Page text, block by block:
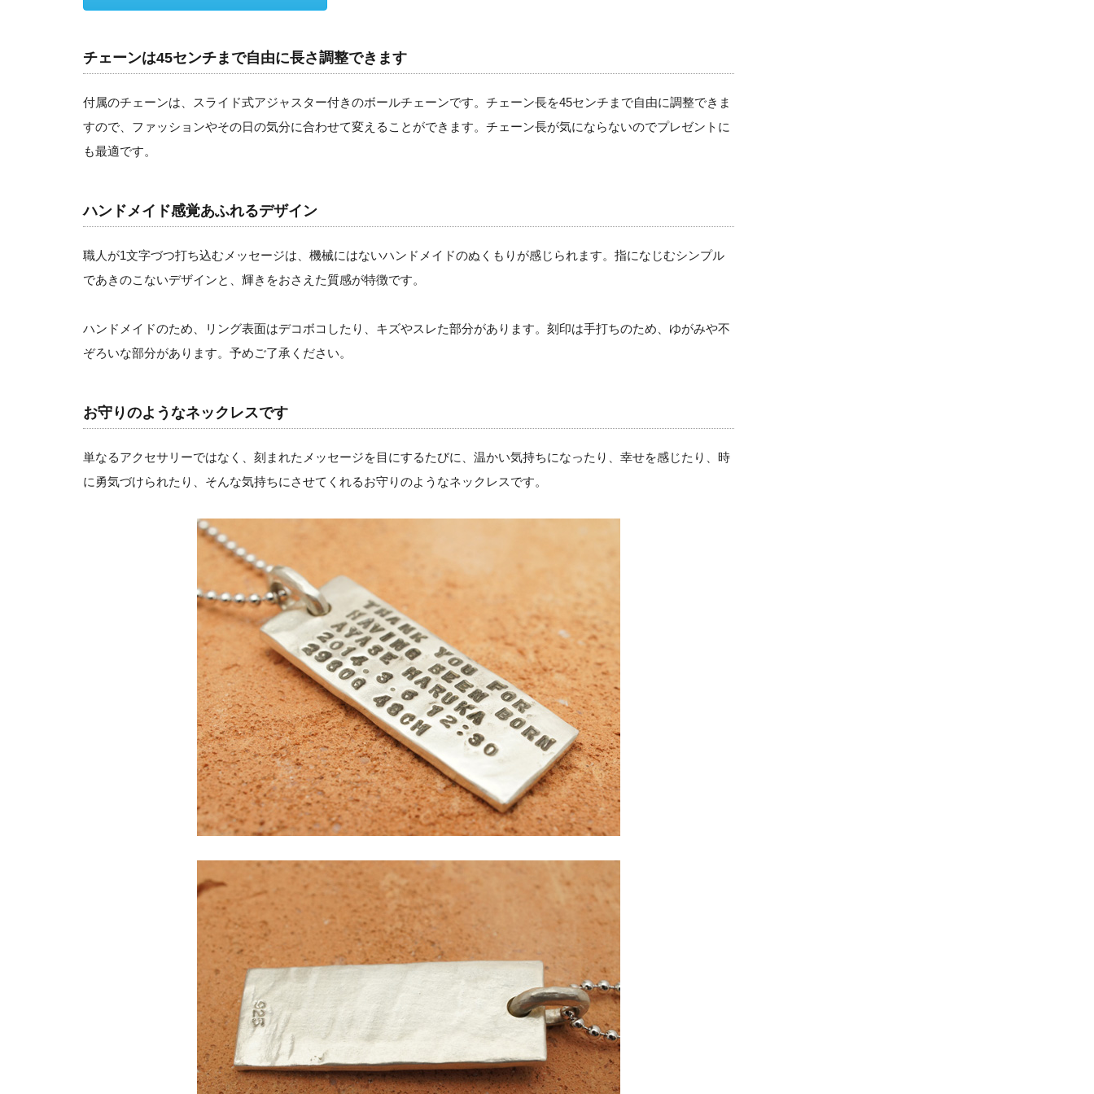
チェーンは45センチまで自由に長さ調整できます
付属のチェーンは、スライド式アジャスター付きのボールチェーンです。チェーン長を45センチまで自由に調整できま
すので、ファッションやその日の気分に合わせて変えることができます。チェーン長が気にならないのでプレゼントに
も最適です。
ハンドメイド感覚あふれるデザイン
職人が1文字づつ打ち込むメッセージは、機械にはないハンドメイドのぬくもりが感じられます。指になじむシンプル
であきのこないデザインと、輝きをおさえた質感が特徴です。
ハンドメイドのため、リング表面はデコボコしたり、キズやスレた部分があります。刻印は手打ちのため、ゆがみや不
ぞろいな部分があります。予めご了承ください。
お守りのようなネックレスです
単なるアクセサリーではなく、刻まれたメッセージを目にするたびに、温かい気持ちになったり、幸せを感じたり、時
に勇気づけられたり、そんな気持ちにさせてくれるお守りのようなネックレスです。